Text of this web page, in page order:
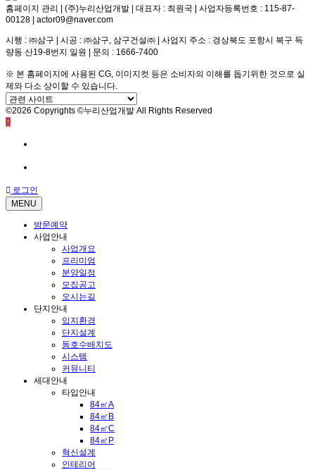
홈페이지 관리 | (주)누리산업개발 | 대표자 : 최원국 | 사업자등록번호 : 115-87-
00128 | actor09@naver.com
시행 : ㈜삼구 | 시공 : ㈜삼구, 삼구건설㈜ | 사업지 주소 : 경상북도 포항시 북구 득
량동 산19-8번지 일원 | 문의 : 1666-7400
※ 본 홈페이지에 사용된 CG, 이미지컷 등은 소비자의 이해를 돕기위한 것으로 실
제와 다소 상이할 수 있습니다.
©2026 Copyrights ©누리산업개발 All Rights Reserved
로그인
MENU
방문예약
사업안내
사업개요
프리미엄
분양일정
모집공고
오시는길
단지안내
입지환경
단지설계
동호수배치도
시스템
커뮤니티
세대안내
타입안내
84㎡A
84㎡B
84㎡C
84㎡P
혁신설계
인테리어